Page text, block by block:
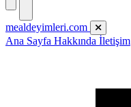
mealdeyimleri.com
Ana Sayfa Hakkında İletişim